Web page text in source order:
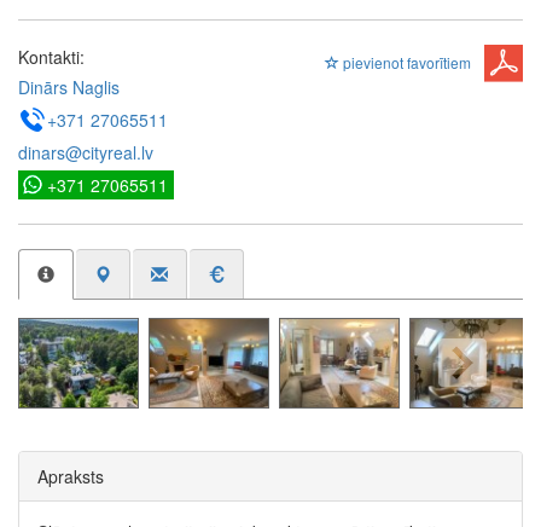
pievienot favorītiem
Kontakti:
Dinārs Naglis
+371 27065511
dinars@cityreal.lv
+371 27065511
Apraksts